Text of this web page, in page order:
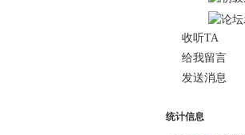
收听TA
给我留言
发送消息
统计信息